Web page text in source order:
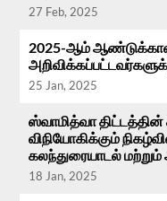
27 Feb, 2025
2025-ஆம் ஆண்டுக்கான
25 Jan, 2025
ஸ்வாமித்வா
விநியோகிக்கும்
கலந்துரையாடல்
18 Jan, 2025